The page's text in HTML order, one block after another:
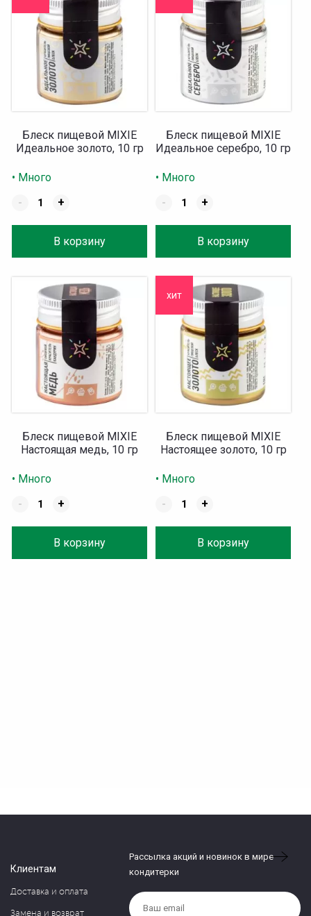
Блеск пищевой MIXIE
Идеальное золото, 10 гр
• Много
-
+
В корзину
Блеск пищевой MIXIE
Идеальное серебро, 10 гр
• Много
-
+
В корзину
Блеск пищевой MIXIE
Настоящая медь, 10 гр
• Много
-
+
В корзину
хит
Блеск пищевой MIXIE
Настоящее золото, 10 гр
• Много
-
+
В корзину
Клиентам
Доставка и оплата
Замена и возврат
Рассылка акций и новинок в мире
кондитерки